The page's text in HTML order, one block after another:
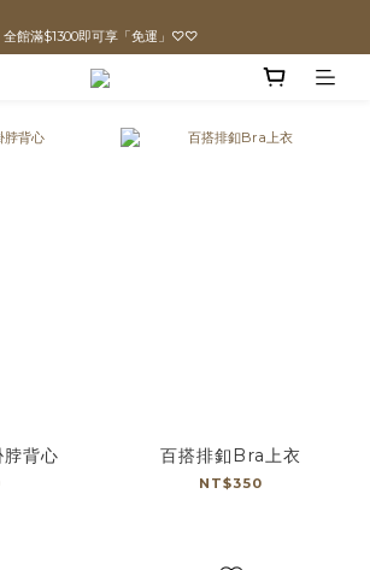
直播喊單享更優惠價格！！
全館滿$1300即可享「免運」♡♡
直播喊單享更優惠價格！！ prev
背心 百搭排釦Bra上衣
NT$350